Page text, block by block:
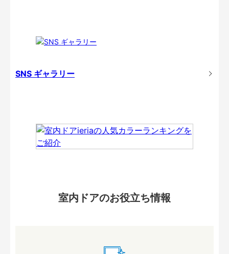
SNS ギャラリー
室内ドアのお役立ち情報